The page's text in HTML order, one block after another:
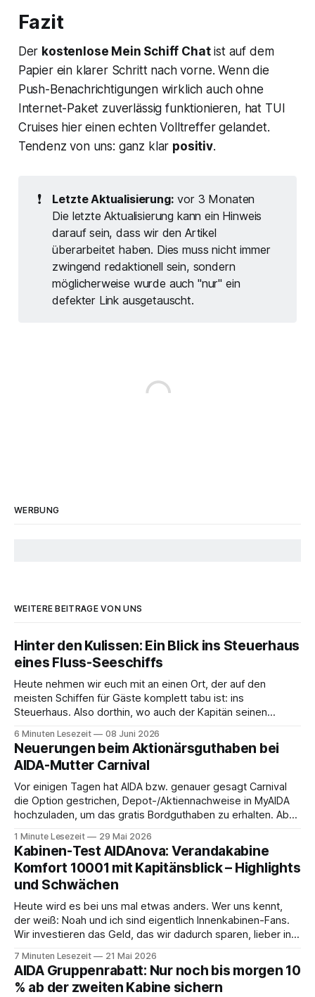
Fazit
Der kostenlose Mein Schiff Chatist auf dem
Papier ein klarer Schritt nach vorne. Wenn die
Push-Benachrichtigungen wirklich auch ohne
Internet-Paket zuverlässig funktionieren, hat TUI
Cruises hier einen echten Volltreffer gelandet.
Tendenz von uns: ganz klar positiv.
❗ Letzte Aktualisierung: vor 3 Monaten
Die letzte Aktualisierung kann ein Hinweis
darauf sein, dass wir den Artikel
überarbeitet haben. Dies muss nicht immer
zwingend redaktionell sein, sondern
möglicherweise wurde auch "nur" ein
defekter Link ausgetauscht.
WERBUNG
WEITERE BEITRÄGE VON UNS
Hinter den Kulissen: Ein Blick ins Steuerhaus
eines Fluss-Seeschiffs
Heute nehmen wir euch mit an einen Ort, der auf den
meisten Schiffen für Gäste komplett tabu ist: ins
Steuerhaus. Also dorthin, wo auch der Kapitän seinen
Saxonia ging es zur Mittagszeit von Mainz Richtung Koblenz
– und wir durften für ein
6 Minuten Lesezeit 08 Juni 2026
Neuerungen beim Aktionärsguthaben bei
AIDA-Mutter Carnival
Vor einigen Tagen hat AIDA bzw. genauer gesagt Carnival
die Option gestrichen, Depot-/Aktiennachweise in MyAIDA
hochzuladen, um das gratis Bordguthaben zu erhalten. Ab
werden, um das Bordguthaben zu erhalten. Bereits vor
einiger Zeit wurde zudem die Möglichkeit gestrichen, das
Bordguthaben per
1 Minute Lesezeit 29 Mai 2026
Kabinen-Test AIDAnova: Verandakabine
Komfort 10001 mit Kapitänsblick – Highlights
und Schwächen
Heute wird es bei uns mal etwas anders. Wer uns kennt,
der weiß: Noah und ich sind eigentlich Innenkabinen-Fans.
Wir investieren das Geld, das wir dadurch sparen, lieber in
Cocktail an der Bar. Auch auf einer unserer letzten Reisen
7 Minuten Lesezeit 21 Mai 2026
AIDA Gruppenrabatt: Nur noch bis morgen 10
% ab der zweiten Kabine sichern